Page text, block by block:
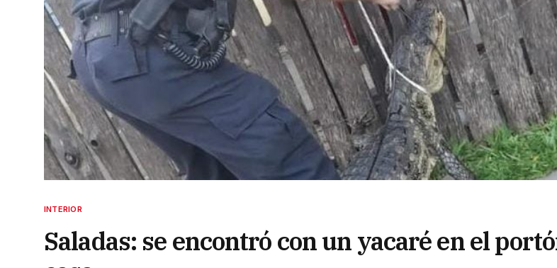
INTERIOR
Saladas: se encontró con un yacaré en el